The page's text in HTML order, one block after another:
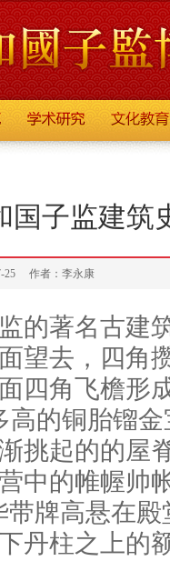
国子监建筑
25 作者：李永康
著名古建筑
望去，四角
四角飞檐形
高的铜胎镏
挑起的的屋
中的帷幄帅
带牌高悬在
丹柱之上的